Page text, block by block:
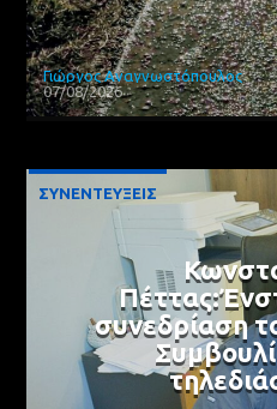
Γιώργος Αναγνωστόπουλος
07/08/2026
ΣΥΝΕΝΤΕΥΞΕΙΣ
συνεδρίαση